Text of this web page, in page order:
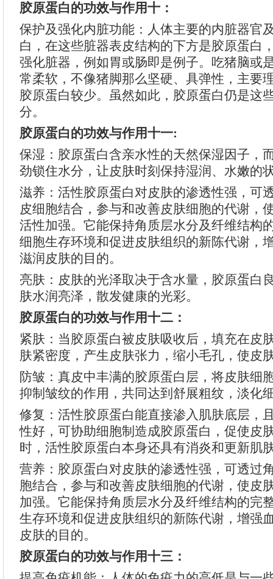
胶原蛋白的功效与作用十：
保护及强化内脏功能：人体主要的内脏器官
白，在这些脏器表皮结构的下方是胶原蛋白
强化脏器，例如胃或肠即是例子。吃猪脑或
常柔软，不像猪脚那么坚硬、具弹性，主要
胶原蛋白较少。虽然如此，胶原蛋白仍是这
分。
胶原蛋白的功效与作用十一:
保湿：胶原蛋白含亲水性的天然保湿因子，
劲锁住水分，让皮肤时刻保持湿润、水嫩的
滋养：活性胶原蛋白对皮肤的渗透性强，可
皮细胞结合，参与和改善皮肤细胞的代谢，
活性加强。它能保持角质层水分及纤维结构
细胞生存环境和促进皮肤组织的新陈代谢，
滋润皮肤的目的。
亮肤：皮肤的光泽取决于含水量，胶原蛋白
肤水润亮泽，散发健康的光彩。
胶原蛋白的功效与作用十二：
紧肤：当胶原蛋白被皮肤吸收后，填充在皮
肤紧密度，产生皮肤张力，缩小毛孔，使皮
防皱：真皮中丰满的胶原蛋白层，将皮肤细
抑制皱纹的作用，共同达到舒展粗纹，淡化
修复：活性胶原蛋白能直接渗入肌肤底层，
性好，可协助细胞制造成胶原蛋白，促使皮
时，活性胶原蛋白本身还具有消炎和更新肌
营养：胶原蛋白对皮肤的渗透性强，可透过
胞结合，参与和改善皮肤细胞的代谢，使皮
加强。它能保持角质层水分及纤维结构的完
生存环境和促进皮肤组织的新陈代谢，增强
皮肤的目的。
胶原蛋白的功效与作用十三：